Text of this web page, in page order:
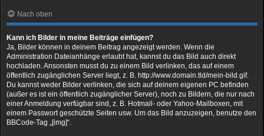
Nach oben
Kann ich Bilder in meine Beiträge einfügen?
Ja, Bilder können in deinem Beitrag angezeigt werden. Wenn die
Administration Dateianhänge erlaubt hat, kannst du das Bild auch direkt
hochladen. Ansonsten musst du zu einem Bild verlinken, das auf einem
öffentlich zugänglichen Server liegt, z. B. http://www.domain.tld/mein-bild.gif.
Du kannst weder Bilder verlinken, die sich auf deinem eigenen PC befinden
(außer es ist ein öffentlich zugänglicher Server), noch zu Bildern, die nur nach
einer Anmeldung verfügbar sind, z. B. Hotmail- oder Yahoo-Mailboxen, mit
einem Passwort geschützte Seiten usw. Um das Bild anzuzeigen, benutze den
BBCode-Tag „[img]“.